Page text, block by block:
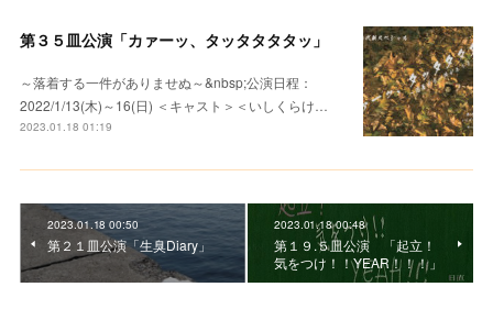
第３５皿公演「カァーッ、タッタタタタッ」
～落着する一件がありませぬ～&nbsp;公演日程：
2022/1/13(木)～16(日) ＜キャスト＞＜いしくらけ…
2023.01.18 01:19
2023.01.18 00:50
第２１皿公演「生臭Diary」
2023.01.18 00:48
第１９.５皿公演 「起立！
気をつけ！！YEAR！！！」